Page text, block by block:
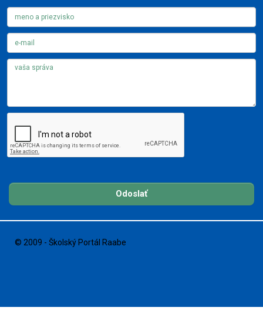
Odoslať
© 2009 - Školský Portál Raabe